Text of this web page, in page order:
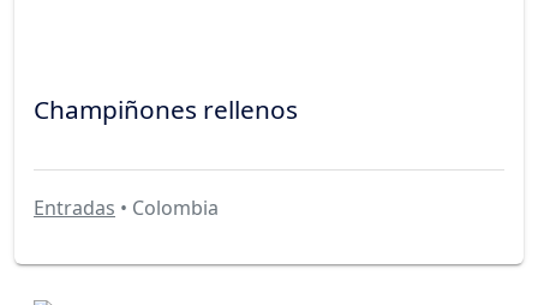
Champiñones rellenos
Entradas • Colombia